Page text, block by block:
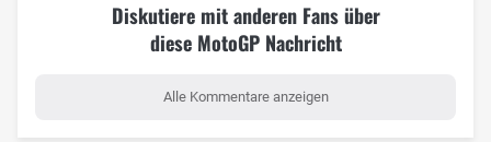
Diskutiere mit anderen Fans über
diese MotoGP Nachricht
Alle Kommentare anzeigen